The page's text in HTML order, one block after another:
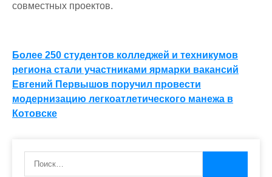
совместных проектов.
Навигация
по
записям
Более 250 студентов колледжей и техникумов
региона стали участниками ярмарки вакансий
Евгений Первышов поручил провести
модернизацию легкоатлетического манежа в
Котовске